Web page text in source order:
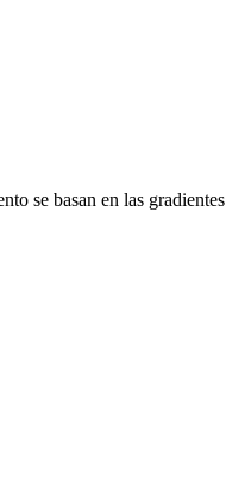
se basan en las gradientes